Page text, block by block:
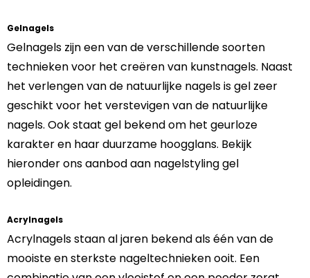
Gelnagels
Gelnagels zijn een van de verschillende soorten
technieken voor het creëren van kunstnagels. Naast
het verlengen van de natuurlijke nagels is gel zeer
geschikt voor het verstevigen van de natuurlijke
nagels. Ook staat gel bekend om het geurloze
karakter en haar duurzame hoogglans. Bekijk
hieronder ons aanbod aan nagelstyling gel
opleidingen.
Acrylnagels
Acrylnagels staan al jaren bekend als één van de
mooiste en sterkste nageltechnieken ooit. Een